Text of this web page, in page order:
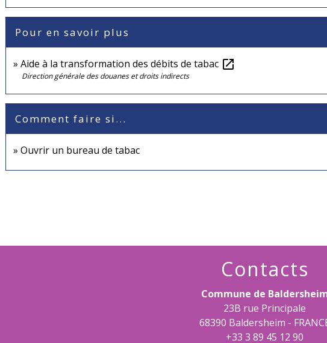
Pour en savoir plus
Aide à la transformation des débits de tabac open_in_new
Direction générale des douanes et droits indirects
Comment faire si...
Ouvrir un bureau de tabac
Contacts
Commune de
23B rue Principale
68390 Baldersheim -
+33 3 89 45 12 90